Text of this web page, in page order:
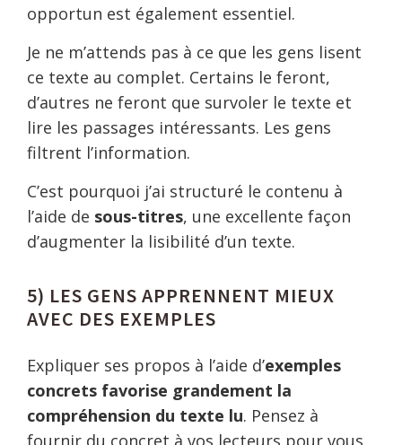
opportun est également essentiel.
Je ne m’attends pas à ce que les gens lisent
ce texte au complet. Certains le feront,
d’autres ne feront que survoler le texte et
lire les passages intéressants. Les gens
filtrent l’information.
C’est pourquoi j’ai structuré le contenu à
l’aide de sous-titres, une excellente façon
d’augmenter la lisibilité d’un texte.
5) LES GENS APPRENNENT MIEUX
AVEC DES EXEMPLES
Expliquer ses propos à l’aide d’exemples
concrets favorise grandement la
compréhension du texte lu. Pensez à
fournir du concret à vos lecteurs pour vous